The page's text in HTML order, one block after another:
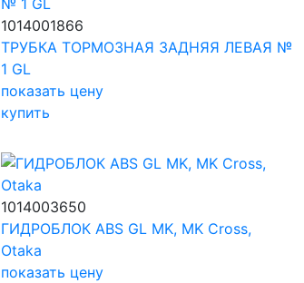
1014001866
ТРУБКА ТОРМОЗНАЯ ЗАДНЯЯ ЛЕВАЯ №
1 GL
показать цену
купить
1014003650
ГИДРОБЛОК ABS GL MK, MK Cross,
Otaka
показать цену